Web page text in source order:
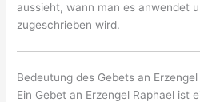
aussieht, wann man es anwendet
zugeschrieben wird.
Bedeutung des Gebets an Erzengel
Ein Gebet an Erzengel Raphael ist